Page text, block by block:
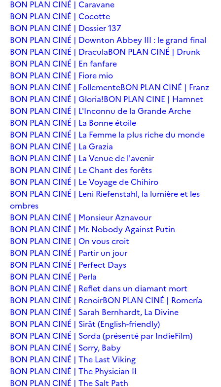
BON PLAN CINÉ | Caravane
BON PLAN CINÉ | Cocotte
BON PLAN CINÉ | Dossier 137
BON PLAN CINÉ | Downton Abbey III : le grand final
BON PLAN CINÉ | DraculaBON PLAN CINÉ | Drunk
BON PLAN CINÉ | En fanfare
BON PLAN CINÉ | Fiore mio
BON PLAN CINÉ | FollementeBON PLAN CINÉ | Franz
BON PLAN CINÉ | Gloria!BON PLAN CINE | Hamnet
BON PLAN CINÉ | L'Inconnu de la Grande Arche
BON PLAN CINÉ | La Bonne étoile
BON PLAN CINÉ | La Femme la plus riche du monde
BON PLAN CINÉ | La Grazia
BON PLAN CINÉ | La Venue de l'avenir
BON PLAN CINÉ | Le Chant des forêts
BON PLAN CINÉ | Le Voyage de Chihiro
BON PLAN CINÉ | Leni Riefenstahl, la lumière et les
ombres
BON PLAN CINÉ | Monsieur Aznavour
BON PLAN CINÉ | Mr. Nobody Against Putin
BON PLAN CINE | On vous croit
BON PLAN CINÉ | Partir un jour
BON PLAN CINÉ | Perfect Days
BON PLAN CINÉ | Perla
BON PLAN CINÉ | Reflet dans un diamant mort
BON PLAN CINÉ | RenoirBON PLAN CINÉ | Romería
BON PLAN CINÉ | Sarah Bernhardt, La Divine
BON PLAN CINÉ | Sirāt (English-friendly)
BON PLAN CINÉ | Sorda (présenté par IndieFilm)
BON PLAN CINÉ | Sorry, Baby
BON PLAN CINÉ | The Last Viking
BON PLAN CINÉ | The Physician II
BON PLAN CINÉ | The Salt Path